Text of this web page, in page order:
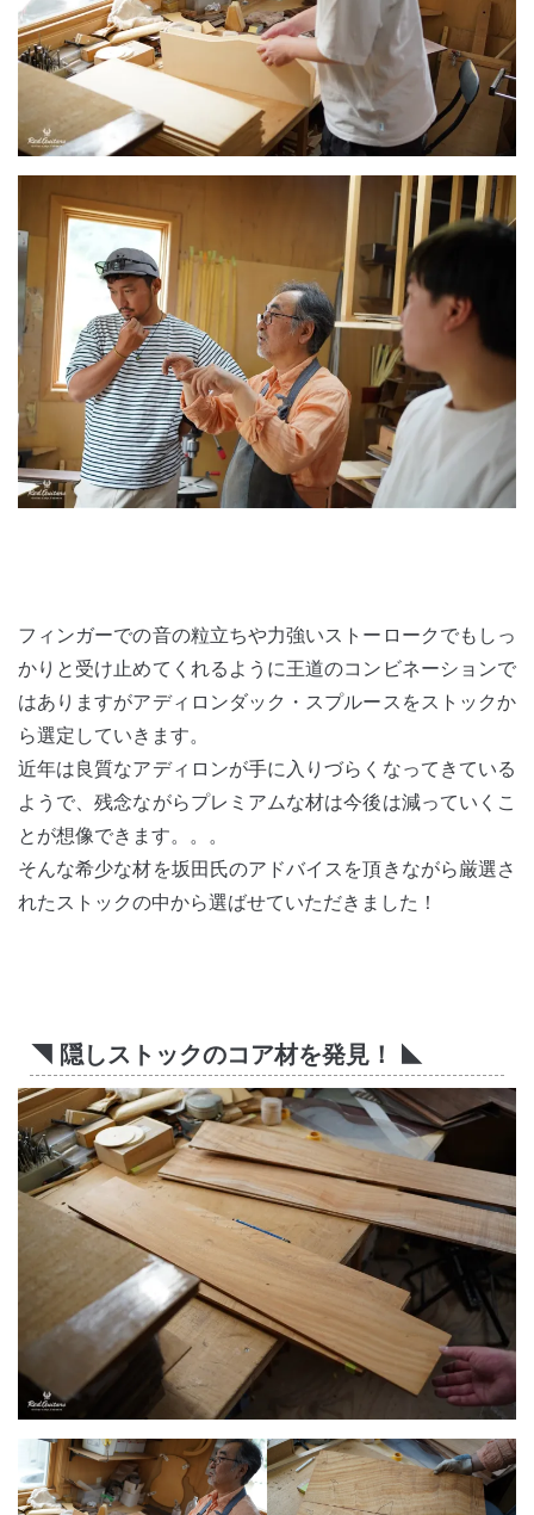
フィンガーでの音の粒立ちや力強いストーロークでもしっ
かりと受け止めてくれるように王道のコンビネーションで
はありますがアディロンダック・スプルースをストックか
ら選定していきます。
近年は良質なアディロンが手に入りづらくなってきている
ようで、残念ながらプレミアムな材は今後は減っていくこ
とが想像できます。。。
そんな希少な材を坂田氏のアドバイスを頂きながら厳選さ
れたストックの中から選ばせていただきました！
◥ 隠しストックのコア材を発見！ ◣